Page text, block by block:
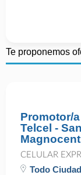
Te proponemos
Promotor/
Telcel -
CELULAR
Todo